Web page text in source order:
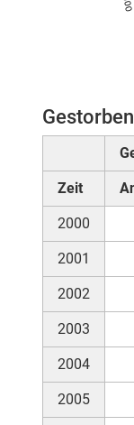
Dienst
Zeit
2000
2001
2002
2003
2004
2005